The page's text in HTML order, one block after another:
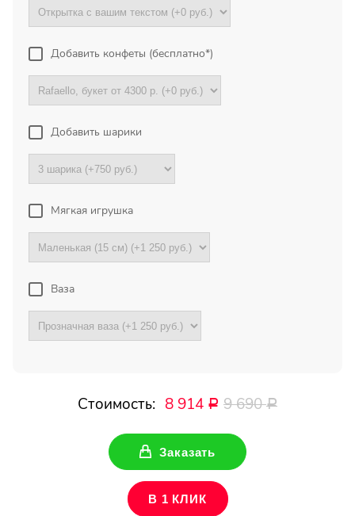
большое. Доставка пришла
вовремя. Остаюсь Вашим
Тамара
Гидроторф,
область
Букет с хризантемами и
герберами оказался очень
Спасибо !
Все отзывы
наших акциях и скидках
Добавить конфеты (бесплатно*)
Добавить шарики
Мягкая игрушка
Ваза
Стоимость: 8 914 Р 9 690Р
Заказать
В 1 КЛИК